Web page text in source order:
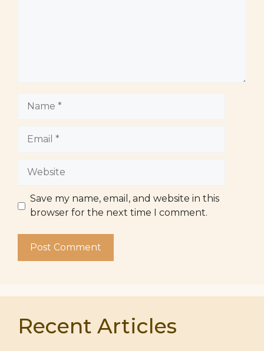
Website
Save my name, email, and website in this
browser for the next time I comment.
Recent Articles